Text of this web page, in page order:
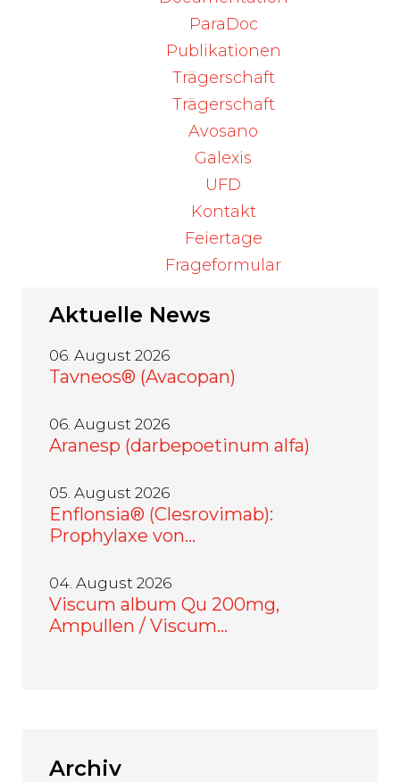
ParaDoc
Publikationen
Trägerschaft
Trägerschaft
Avosano
Galexis
UFD
Kontakt
Feiertage
Frageformular
, Revision des Heilmittelgesetzes:
Bundesrat will Arzneimittelversorgung
Aktuelle News
06. August 2026
Tavneos® (Avacopan)
06. August 2026
Aranesp (darbepoetinum alfa)
05. August 2026
Enflonsia® (Clesrovimab):
Prophylaxe von…
04. August 2026
Viscum album Qu 200mg,
Ampullen / Viscum…
Archiv